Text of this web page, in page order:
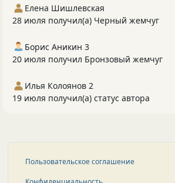
Елена Шишлевская
28 июля получил(а) Черный жемчуг
Борис Аникин 3
20 июля получил Бронзовый жемчуг
Илья Колоянов 2
19 июля получил(а) статус автора
Пользовательское соглашение